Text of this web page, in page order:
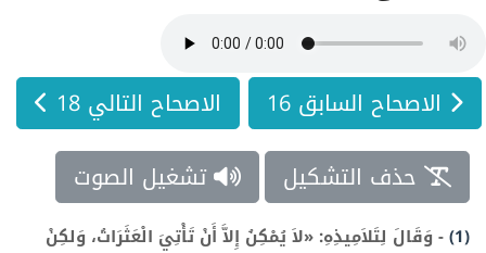
الاصحاح السابق 16
الاصحاح التالي 18
حذف التشكيل
تشغيل الصوت
(1)
- وَقَالَ لِتَلاَمِيذِهِ: «لاَ يُمْكِنُ إِلاَّ أَنْ تَأْتِيَ الْعَثَرَاتُ، وَلكِنْ